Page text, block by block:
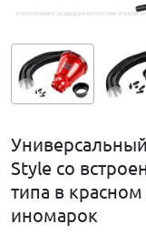
Style со
типа в
иномарок